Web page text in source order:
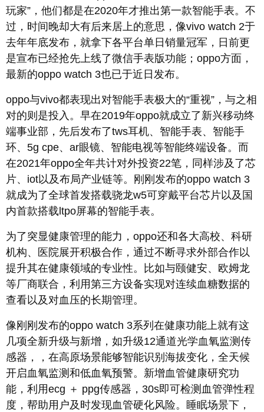
玩家”，他们都是在2020年才推出第一款智能手表。不
过，时间晚却大有后来居上的意思，像vivo watch 2于
去年年底发布，就拿下各平台单日销量冠军，日前更
是宣布已经抢先上线了微信手表版功能；oppo方面，
最新的oppo watch 3也已于近日发布。
oppo与vivo都表现出对智能手表极大的“重视”，与之相
对的则是投入。早在2019年oppo就成立了新兴移动终
端事业部，先后发布了tws耳机、智能手表、智能手
环、5g cpe、ar眼镜、智能电视等智能终端设备。而
在2021年oppo全年共计对外投资22笔，同样涉及了芯
片、iot以及布局产业链等。刚刚发布的oppo watch 3
就成为了全球首发搭载骁龙w5可穿戴平台芯片以及国
内首款搭载ltpo屏幕的智能手表。
为了突显健康管理的能力，oppo还和各大高校、科研
机构、医院展开积极合作，通过不断寻求外部合作以
提升其在健康领域的专业性。比如与颐健安、欧姆龙
等厂商联合，利用第三方设备实现对连续血糖数据的
查看以及对血压的长期管理。
像刚刚发布的oppo watch 3系列在健康功能上就有这
几项全新升级与新增，如升级12通道光学血氧监测传
感器，，在高原场景能够智能识别海拔变化，全天候
开启血氧监测和低血氧预警。新增血管健康研究功
能，利用ecg ＋ ppg传感器，30s即可检测血管弹性程
度，帮助用户及时发现血管硬化风险。睡眠场景下，